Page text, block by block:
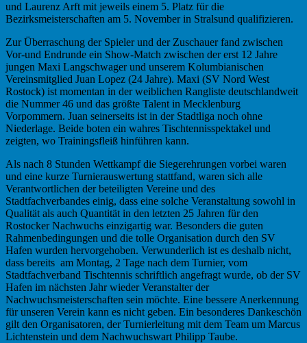
und Laurenz Arft mit jeweils einem 5. Platz für die
Bezirksmeisterschaften am 5. November in Stralsund qualifizieren.
Zur Überraschung der Spieler und der Zuschauer fand zwischen
Vor-und Endrunde ein Show-Match zwischen der erst 12 Jahre
jungen Maxi Langschwager und unserem Kolumbianischen
Vereinsmitglied Juan Lopez (24 Jahre). Maxi (SV Nord West
Rostock) ist momentan in der weiblichen Rangliste deutschlandweit
die Nummer 46 und das größte Talent in Mecklenburg
Vorpommern. Juan seinerseits ist in der Stadtliga noch ohne
Niederlage. Beide boten ein wahres Tischtennisspektakel und
zeigten, wo Trainingsfleiß hinführen kann.
Als nach 8 Stunden Wettkampf die Siegerehrungen vorbei waren
und eine kurze Turnierauswertung stattfand, waren sich alle
Verantwortlichen der beteiligten Vereine und des
Stadtfachverbandes einig, dass eine solche Veranstaltung sowohl in
Qualität als auch Quantität in den letzten 25 Jahren für den
Rostocker Nachwuchs einzigartig war. Besonders die guten
Rahmenbedingungen und die tolle Organisation durch den SV
Hafen wurden hervorgehoben. Verwunderlich ist es deshalb nicht,
dass bereits am Montag, 2 Tage nach dem Turnier, vom
Stadtfachverband Tischtennis schriftlich angefragt wurde, ob der SV
Hafen im nächsten Jahr wieder Veranstalter der
Nachwuchsmeisterschaften sein möchte. Eine bessere Anerkennung
für unseren Verein kann es nicht geben. Ein besonderes Dankeschön
gilt den Organisatoren, der Turnierleitung mit dem Team um Marcus
Lichtenstein und dem Nachwuchswart Philipp Taube.